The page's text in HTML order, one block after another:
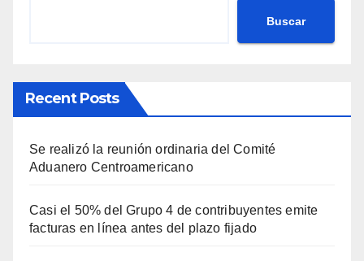
Buscar
Recent Posts
Se realizó la reunión ordinaria del Comité
Aduanero Centroamericano
Casi el 50% del Grupo 4 de contribuyentes emite
facturas en línea antes del plazo fijado